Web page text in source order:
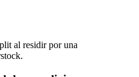
al residir por una